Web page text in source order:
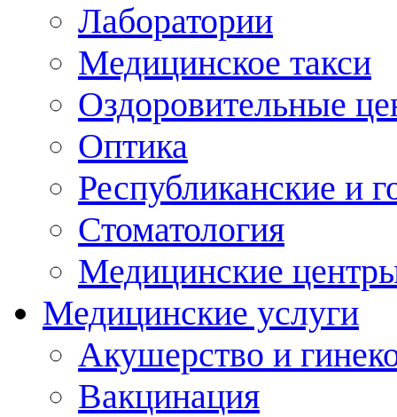
Лаборатории
Медицинское такси
Оздоровительные
Оптика
Республиканские и
Стоматология
Медицинские
Медицинские услуги
Акушерство и
Вакцинация